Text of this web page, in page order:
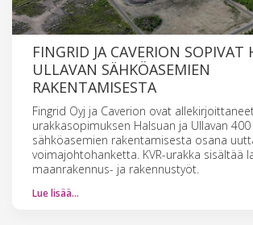
FINGRID JA CAVERION SOPIVAT
ULLAVAN SÄHKÖASEMIEN
RAKENTAMISESTA
Fingrid Oyj ja Caverion ovat
urakkasopimuksen Halsuan ja Ullavan 400
sähköasemien rakentamisesta osana
voimajohtohanketta. KVR-urakka sisältää
maanrakennus- ja rakennustyöt.
Lue lisää…